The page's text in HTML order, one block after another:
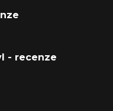
- recenze